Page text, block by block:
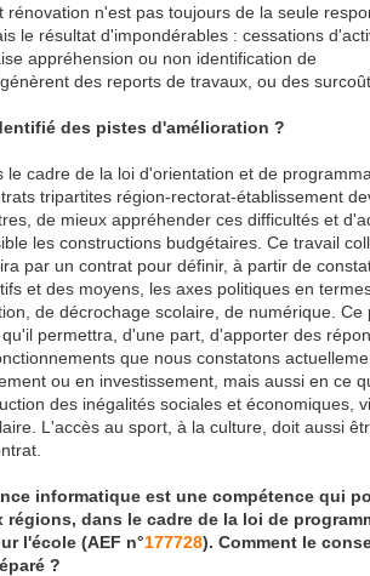
rénovation n'est pas toujours de la seule
le résultat d'impondérables : cessations
appréhension ou non identification de
des reports de travaux, ou des
des pistes d'amélioration ?
le cadre de la loi d'orientation et de
tripartites région-rectorat-établissement
de mieux appréhender ces difficultés et
les constructions budgétaires. Ce travail
par un contrat pour définir, à partir de
et des moyens, les axes politiques en
de décrochage scolaire, de numérique. Ce
permettra, d'une part, d'apporter des
que nous constatons
ou en investissement, mais aussi en ce
des inégalités sociales et économiques,
L'accès au sport, à la culture, doit aussi
informatique est une compétence qui
régions, dans le cadre de la loi de
l'école (AEF n°177728). Comment le
?